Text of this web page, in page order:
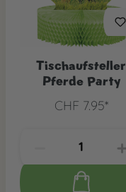
Tischaufsteller
Pferde Party
CHF 7.95*